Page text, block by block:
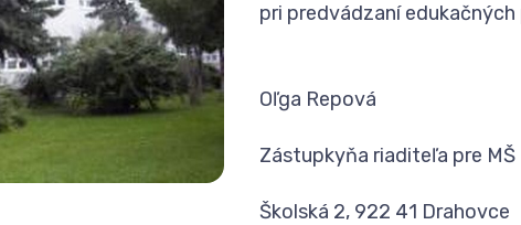
pri predvádzaní
Oľga Repová
Zástupkyňa riaditeľa pre MŠ
Školská 2, 922 41 Drahovce